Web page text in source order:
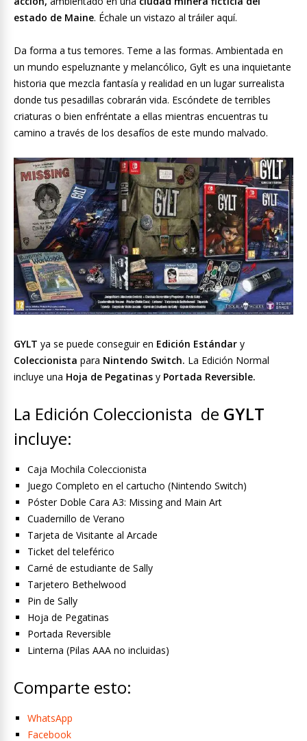
estado de Maine. Échale un vistazo al tráiler aquí.
Da forma a tus temores. Teme a las formas. Ambientada en
un mundo espeluznante y melancólico, Gylt es una inquietante
historia que mezcla fantasía y realidad en un lugar surrealista
donde tus pesadillas cobrarán vida. Escóndete de terribles
criaturas o bien enfréntate a ellas mientras encuentras tu
camino a través de los desafíos de este mundo malvado.
GYLT ya se puede conseguir en Edición Estándar y
Coleccionista para Nintendo Switch. La Edición Normal
incluye una Hoja de Pegatinas y Portada Reversible.
La Edición Coleccionista de GYLT
incluye:
Caja Mochila Coleccionista
Juego Completo en el cartucho (Nintendo Switch)
Póster Doble Cara A3: Missing and Main Art
Cuadernillo de Verano
Tarjeta de Visitante al Arcade
Ticket del teleférico
Carné de estudiante de Sally
Tarjetero Bethelwood
Pin de Sally
Hoja de Pegatinas
Portada Reversible
Linterna (Pilas AAA no incluidas)
Comparte esto:
WhatsApp
Facebook